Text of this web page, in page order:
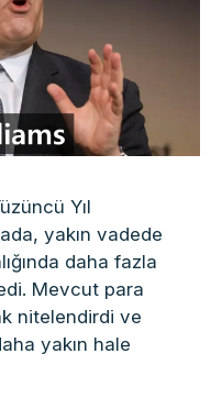
Yıl
yakın vadede
daha fazla
Mevcut para
nitelendirdi ve
yakın hale